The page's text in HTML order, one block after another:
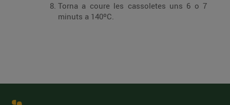
Torna a coure les cassoletes uns 6 o 7
minuts a 140ºC.